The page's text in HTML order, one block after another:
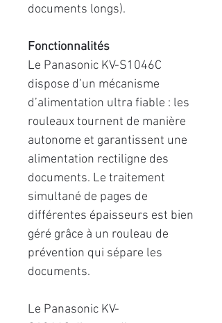
documents longs).
Fonctionnalités
Le Panasonic KV-S1046C
dispose d’un mécanisme
d’alimentation ultra fiable : les
rouleaux tournent de manière
autonome et garantissent une
alimentation rectiligne des
documents. Le traitement
simultané de pages de
différentes épaisseurs est bien
géré grâce à un rouleau de
prévention qui sépare les
documents.
Le Panasonic KV-